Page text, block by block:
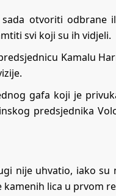
otvoriti odbrane
svi koji su ih vidjeli.
Kamalu
gafa koji je
predsjednika
nije uhvatio, iako
lica u prvom